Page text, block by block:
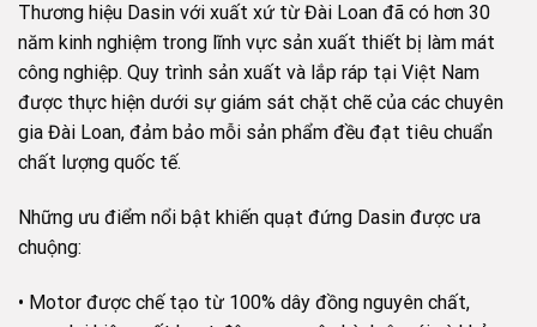
Thương hiệu Dasin với xuất xứ từ Đài Loan đã có hơn 30
năm kinh nghiệm trong lĩnh vực sản xuất thiết bị làm mát
công nghiệp. Quy trình sản xuất và lắp ráp tại Việt Nam
được thực hiện dưới sự giám sát chặt chẽ của các chuyên
gia Đài Loan, đảm bảo mỗi sản phẩm đều đạt tiêu chuẩn
chất lượng quốc tế.
Những ưu điểm nổi bật khiến quạt đứng Dasin được ưa
chuộng:
• Motor được chế tạo từ 100% dây đồng nguyên chất,